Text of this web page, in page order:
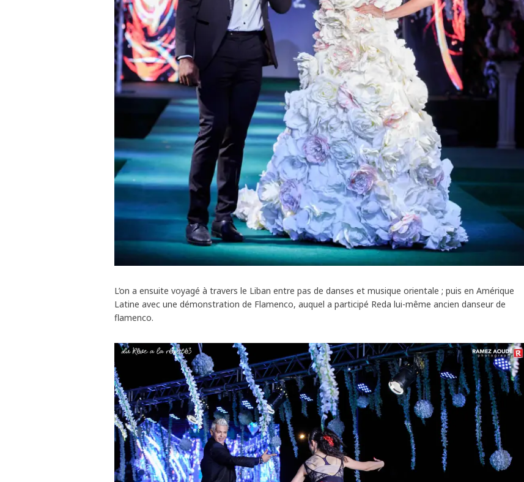
L’on a ensuite voyagé à travers le Liban entre pas de danses et musique orientale ; puis en Amérique
Latine avec une démonstration de Flamenco, auquel a participé Reda lui-même ancien danseur de
flamenco.